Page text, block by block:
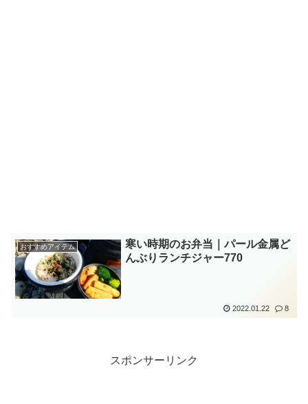
おすすめアイテム
寒い時期のお弁当｜パール金属ど
んぶりランチジャー770
2022.01.22 8
スポンサーリンク